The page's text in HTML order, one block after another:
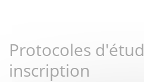
Protocoles
inscription